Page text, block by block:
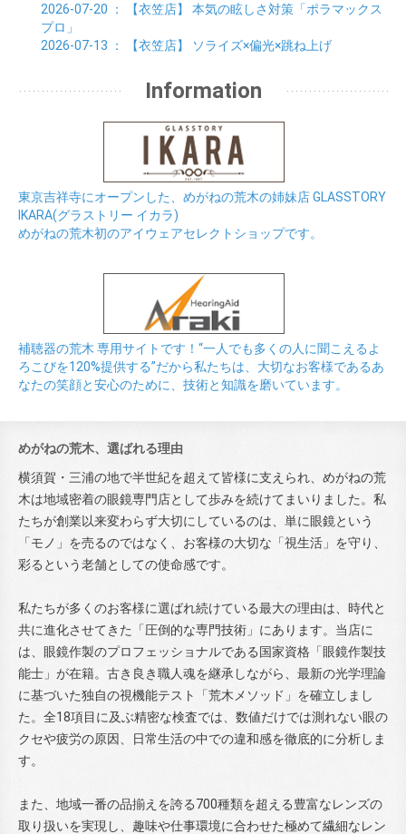
2026-07-20 ： 【衣笠店】 本気の眩しさ対策「ポラマックス
プロ」
2026-07-13 ： 【衣笠店】 ソライズ×偏光×跳ね上げ
Information
東京吉祥寺にオープンした、めがねの荒木の姉妹店 GLASSTORY
IKARA(グラストリー イカラ)
めがねの荒木初のアイウェアセレクトショップです。
補聴器の荒木 専用サイトです！“一人でも多くの人に聞こえるよ
ろこびを120%提供する”だから私たちは、大切なお客様であるあ
なたの笑顔と安心のために、技術と知識を磨いています。
めがねの荒木、選ばれる理由
横須賀・三浦の地で半世紀を超えて皆様に支えられ、めがねの荒
木は地域密着の眼鏡専門店として歩みを続けてまいりました。私
たちが創業以来変わらず大切にしているのは、単に眼鏡という
「モノ」を売るのではなく、お客様の大切な「視生活」を守り、
彩るという老舗としての使命感です。
私たちが多くのお客様に選ばれ続けている最大の理由は、時代と
共に進化させてきた「圧倒的な専門技術」にあります。当店に
は、眼鏡作製のプロフェッショナルである国家資格「眼鏡作製技
能士」が在籍。古き良き職人魂を継承しながら、最新の光学理論
に基づいた独自の視機能テスト「荒木メソッド」を確立しまし
た。全18項目に及ぶ精密な検査では、数値だけでは測れない眼の
クセや疲労の原因、日常生活の中での違和感を徹底的に分析しま
す。
また、地域一番の品揃えを誇る700種類を超える豊富なレンズの
取り扱いを実現し、趣味や仕事環境に合わせた極めて繊細なレン